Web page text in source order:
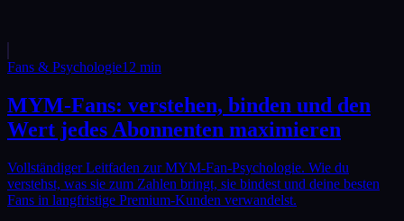
Fans & Psychologie12 min
MYM-Fans: verstehen, binden und den
Wert jedes Abonnenten maximieren
Vollständiger Leitfaden zur MYM-Fan-Psychologie. Wie du
verstehst, was sie zum Zahlen bringt, sie bindest und deine besten
Fans in langfristige Premium-Kunden verwandelst.